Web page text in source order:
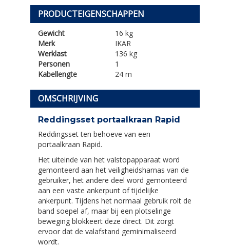
PRODUCTEIGENSCHAPPEN
Gewicht
16 kg
Merk
IKAR
Werklast
136 kg
Personen
1
Kabellengte
24 m
OMSCHRIJVING
Reddingsset portaalkraan Rapid
Reddingsset ten behoeve van een
portaalkraan Rapid.
Het uiteinde van het valstopapparaat word
gemonteerd aan het veiligheidsharnas van de
gebruiker, het andere deel word gemonteerd
aan een vaste ankerpunt of tijdelijke
ankerpunt. Tijdens het normaal gebruik rolt de
band soepel af, maar bij een plotselinge
beweging blokkeert deze direct. Dit zorgt
ervoor dat de valafstand geminimaliseerd
wordt.